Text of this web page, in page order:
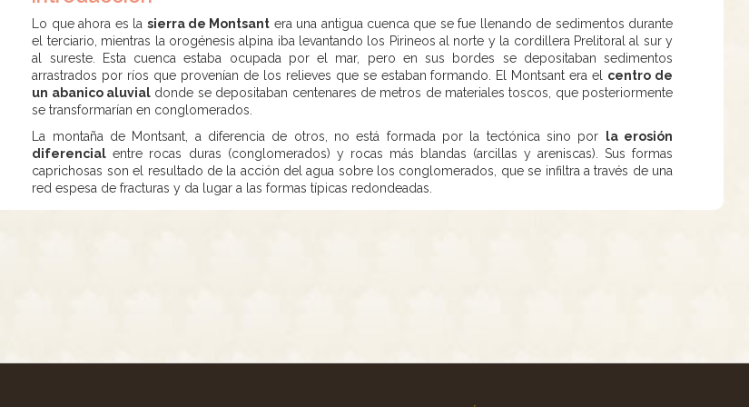
Lo que ahora es la sierra de Montsant era una antigua cuenca que se fue llenando de sedimentos durante
el terciario, mientras la orogénesis alpina iba levantando los Pirineos al norte y la cordillera Prelitoral al sur y
al sureste. Esta cuenca estaba ocupada por el mar, pero en sus bordes se depositaban sedimentos
arrastrados por ríos que provenían de los relieves que se estaban formando. El Montsant era el centro de
un abanico aluvial donde se depositaban centenares de metros de materiales toscos, que posteriormente
se transformarían en conglomerados.
La montaña de Montsant, a diferencia de otros, no está formada por la tectónica sino por
la erosión
diferencial entre rocas duras (conglomerados) y rocas más blandas (arcillas y areniscas). Sus formas
caprichosas son el resultado de la acción del agua sobre los conglomerados, que se infiltra a través de una
red espesa de fracturas y da lugar a las formas típicas redondeadas.